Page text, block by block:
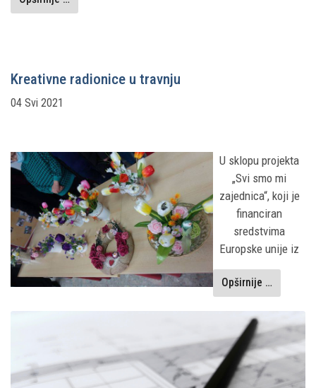
Kreativne radionice u travnju
04 Svi 2021
U sklopu projekta
„Svi smo mi
zajednica“, koji je
financiran
sredstvima
Europske unije iz
Opširnije …